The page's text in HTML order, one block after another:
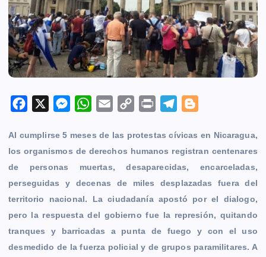
c
e
b
o
o
k
M
s
s
n
g
e
r
W
a
t
s
A
p
p
a
i
l
C
p
y
L
i
n
k
i
n
t
l
e
g
r
a
m
o
g
g
e
r
Al cumplirse 5 meses de las protestas cívicas en Nicaragua,
los organismos de derechos humanos registran centenares
de personas muertas, desaparecidas, encarceladas,
perseguidas y decenas de miles desplazadas fuera del
territorio nacional. La ciudadanía apostó por el dialogo,
pero la respuesta del gobierno fue la represión, quitando
tranques y barricadas a punta de fuego y con el uso
desmedido de la fuerza policial y de grupos paramilitares. A